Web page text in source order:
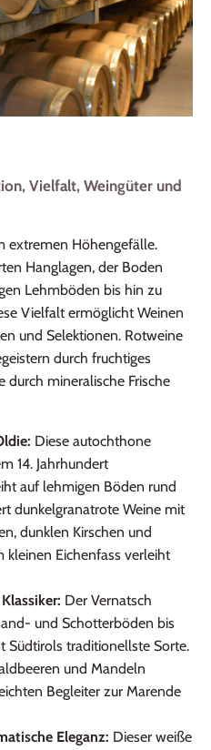
Vielfalt, Weingüter und
extremen Höhen­gefälle.
Hanglagen, der Boden
Lehmböden bis hin zu
Vielfalt ermöglicht Weinen
und Selektionen. Rotweine
durch fruchtiges
durch mineralische Frische
Diese autochthone
14. Jahrhundert
auf lehmigen Böden rund
dunkel­granatrote Weine mit
dunklen Kirschen und
kleinen Eichenfass verleiht
Der Vernatsch
und Schotterböden bis
Südtirols traditionellste Sorte.
und Mandeln
Begleiter zur Marende
Eleganz: Dieser weiße